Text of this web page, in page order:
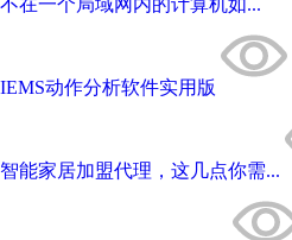
不在一个局域网内的计算机如...
IEMS动作分析软件实用版
智能家居加盟代理，这几点你需...